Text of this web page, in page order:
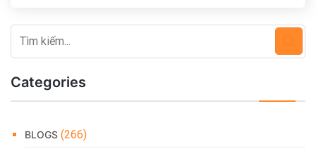
Categories
BLOGS (266)